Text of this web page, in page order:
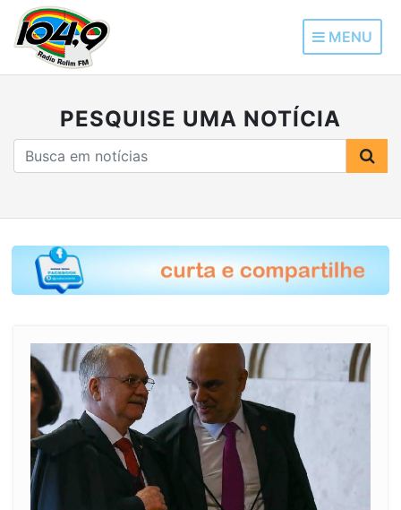
MENU
PESQUISE UMA NOTÍCIA